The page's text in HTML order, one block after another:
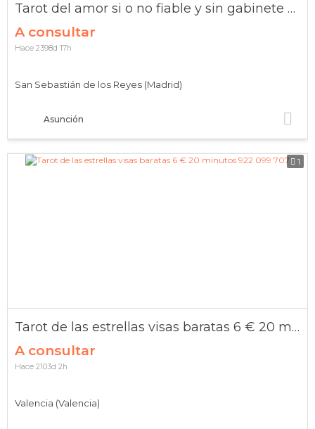
Tarot del amor si o no fiable y sin gabinete 2020
A consultar
Asunción
San Sebastián de los Reyes (Madrid)
Hace 2398d 17h
1
Tarot de las estrellas visas baratas 6 € 20 minutos 922 099 707
A consultar
Valencia (Valencia)
Hace 2103d 2h